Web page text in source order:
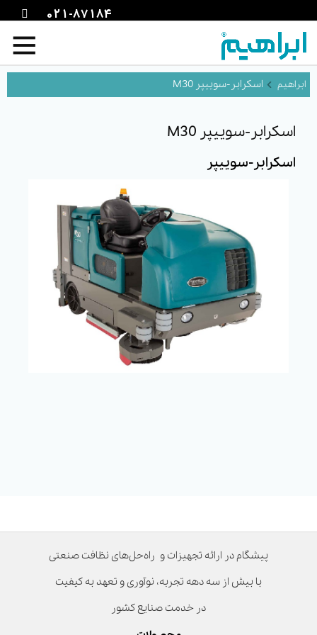
021-87184
اسکرابر-سوییپر M30
اسکرابر-سوییپر M30
اسکرابر-سوییپر
پیشگام در ارائه تجهیزات و راه‌حل‌های نظافت صنعتی
با بیش از سه دهه تجربه، نوآوری و تعهد به کیفیت
در خدمت صنایع کشور